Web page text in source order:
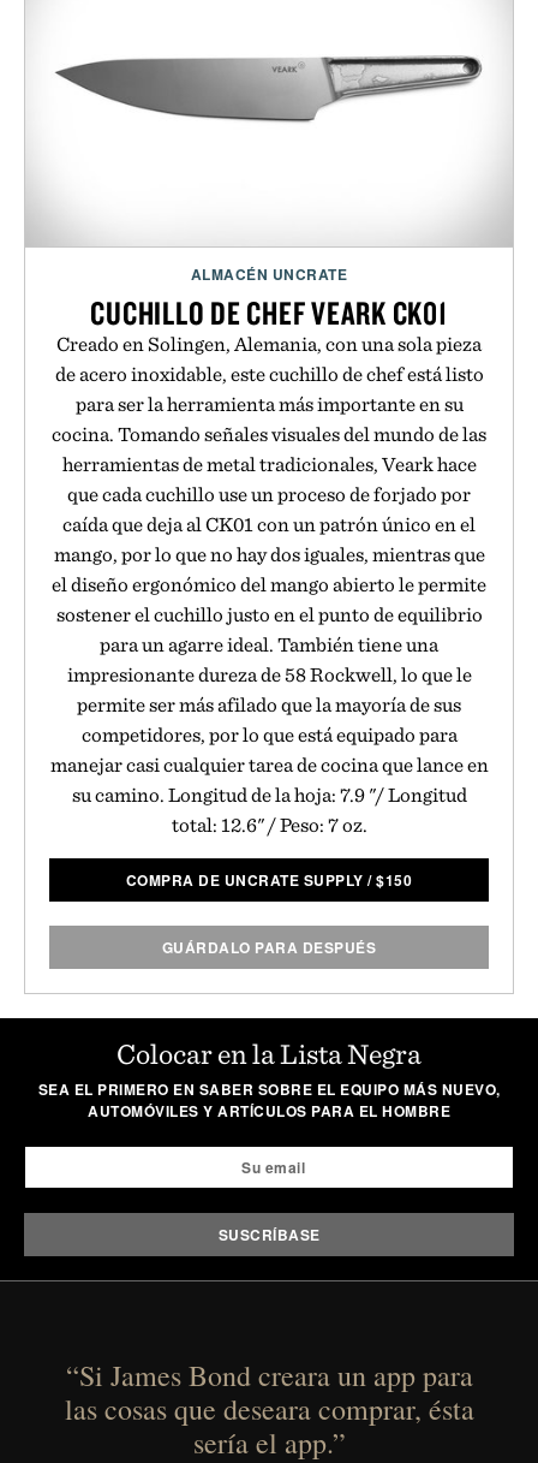
ALMACÉN UNCRATE
CUCHILLO DE CHEF VEARK CK01
Creado en Solingen, Alemania, con una sola pieza
de acero inoxidable, este cuchillo de chef está listo
para ser la herramienta más importante en su
cocina. Tomando señales visuales del mundo de las
herramientas de metal tradicionales, Veark hace
que cada cuchillo use un proceso de forjado por
caída que deja al CK01 con un patrón único en el
mango, por lo que no hay dos iguales, mientras que
el diseño ergonómico del mango abierto le permite
sostener el cuchillo justo en el punto de equilibrio
para un agarre ideal. También tiene una
impresionante dureza de 58 Rockwell, lo que le
permite ser más afilado que la mayoría de sus
competidores, por lo que está equipado para
manejar casi cualquier tarea de cocina que lance en
su camino. Longitud de la hoja: 7.9 "/ Longitud
total: 12.6" / Peso: 7 oz.
COMPRA DE UNCRATE SUPPLY /$150
GUÁRDALO PARA DESPUÉS
Colocar en la Lista Negra
SEA EL PRIMERO EN SABER SOBRE EL EQUIPO MÁS NUEVO,
AUTOMÓVILES Y ARTÍCULOS PARA EL HOMBRE
“Si James Bond creara un app para
las cosas que deseara comprar, ésta
sería el app.”